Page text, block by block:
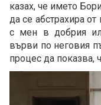
казах, че името
да се абстрахира
с мен в добрия
върви по неговия
процес да показва,